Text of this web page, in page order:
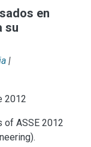
en
su
|
2012
of ASSE 2012